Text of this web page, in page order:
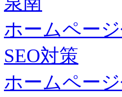
ホームペー
SEO対策
ホームペー